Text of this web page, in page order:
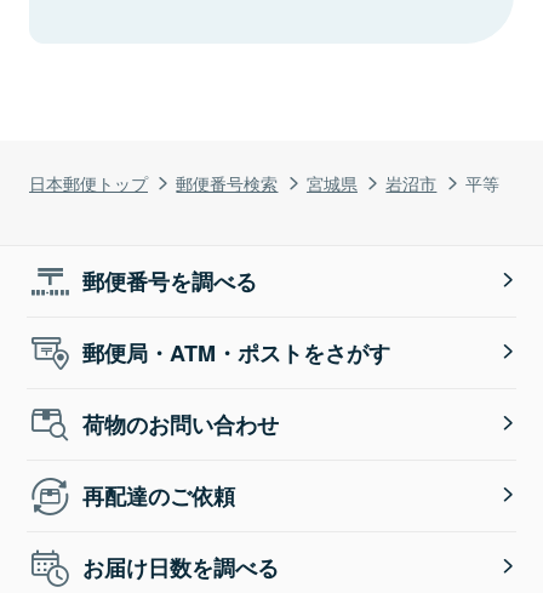
日本郵便トップ 郵便番号検索 宮城県 岩沼市 平等
郵便番号を調べる
郵便局・ATM・ポストをさがす
荷物のお問い合わせ
再配達のご依頼
お届け日数を調べる